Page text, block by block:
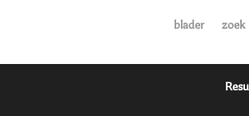
blader zoek